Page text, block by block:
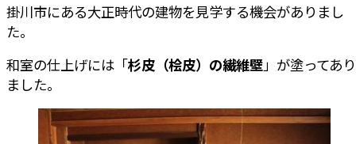
掛川市にある大正時代の建物を見学する機会がありまし
た。
和室の仕上げには「杉皮（桧皮）の繊維壁」が塗ってあり
ました。